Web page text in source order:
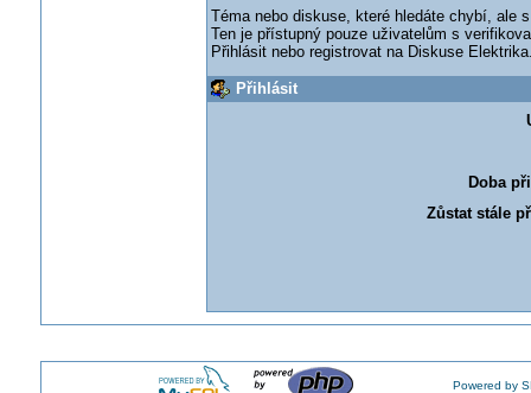
Téma nebo diskuse, které hledáte chybí, ale
Ten je přístupný pouze uživatelům s
Přihlásit nebo registrovat na Diskuse
Přihlásit
Doba
Zůstat stále
Powered by